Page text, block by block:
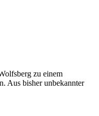
zu einem
Aus bisher unbekannter